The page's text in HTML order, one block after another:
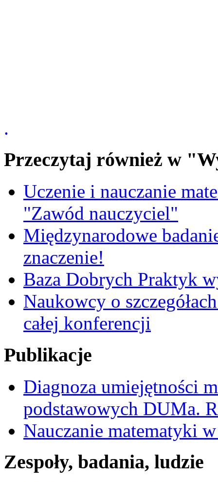
.
Przeczytaj również w
Uczenie i nauczanie
"Zawód nauczyciel"
Międzynarodowe
znaczenie!
Baza Dobrych Praktyk
Naukowcy o
całej konferencji
Publikacje
Diagnoza umiejętności
podstawowych DUMa.
Nauczanie matematyki
Zespoły, badania, ludzie